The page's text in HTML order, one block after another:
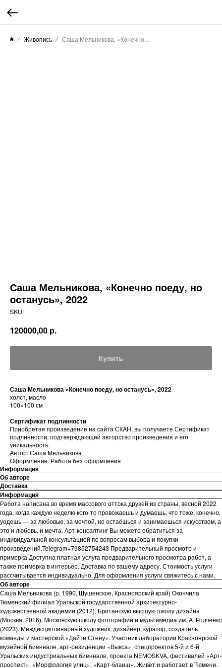
Живопись
Саша Мельникова, «Конечно поеду, но
останусь», 2022
SKU:
120000,00 р.
Купить
Саша Мельникова «Конечно поеду, но останусь», 2022
холст, масло
100×100 см
Сертификат подлинности
Приобретая произведение на сайта СКАН, вы получаете Сертификат
подлинности, подтверждающий авторство произведения и его
уникальность.
Автор: Саша Мельникова
Оформление: Работа без оформления
Информация
Об авторе
Доставка
Информация
Работа написана во время массового оттока друзей из страны, весной 2022
года, когда каждую неделю кого-то провожаешь и думаешь, что тоже, конечно,
уедешь — за любовью, за мечтой, но остаёшься и занимаешься искусством, а
это и любовь, и мечта. Арт-консалтинг Вы можете обратиться за
индивидуальной консультацией по вопросам выбора и покупки
произведений.Telegram+79852754243 Предварительный просмотр и
примерка Доступна платная услуга предварительного просмотра работ, а
также примерка в интерьер. Доставка по вашему адресу. Стоимость услуги
рассчитывается индивидуально. Для оформления услуги свяжитесь с нами.
Об авторе
Саша Мельникова (р. 1990, Шушенское, Красноярский край) Окончила
Тюменский филиал Уральской государственной архитектурно-
художественной академии (2012), Британскую высшую школу дизайна
(Москва, 2016), Московскую школу фотографии и мультимедиа им. А. Родченко
(2023). Междисциплинарный художник, дизайнер, куратор, создатель
команды и мастерской «Дайте Стену». Участник лаборатории Красноярской
музейной биеннале, арт-резиденции «Выкса», спецпроектов 5-й и 6-й
Уральских индустриальных биеннале, проекта NEMOSKVA, фестивалей «Арт-
проспект», «Морфология улиц», «Карт-бланш». Живёт и работает в Тюмени.